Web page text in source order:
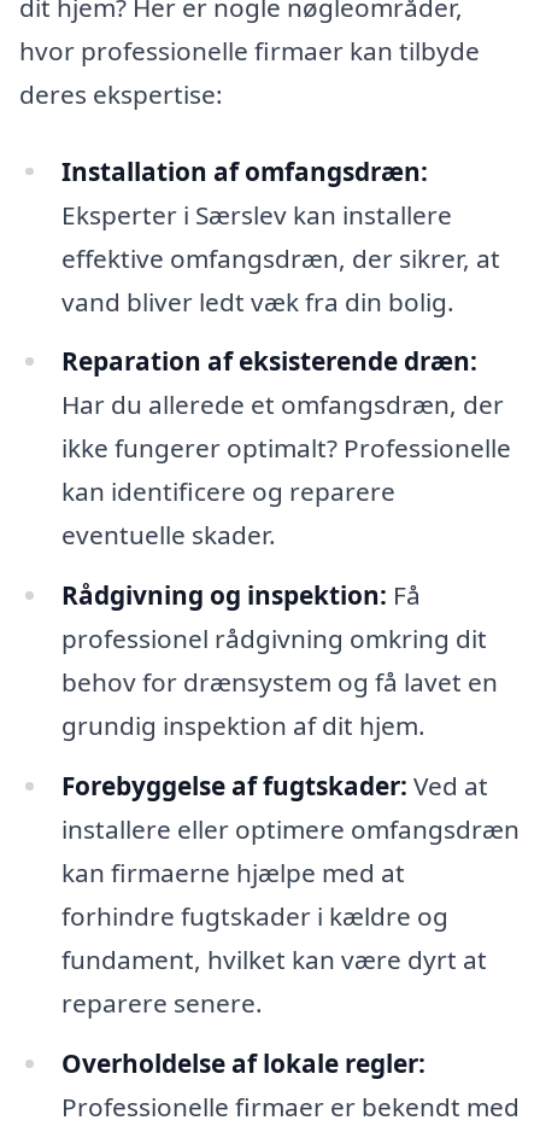
dit hjem? Her er nogle nøgleområder,
hvor professionelle firmaer kan tilbyde
deres ekspertise:
Installation af omfangsdræn:
Eksperter i Særslev kan installere
effektive omfangsdræn, der sikrer, at
vand bliver ledt væk fra din bolig.
Reparation af eksisterende dræn:
Har du allerede et omfangsdræn, der
ikke fungerer optimalt? Professionelle
kan identificere og reparere
eventuelle skader.
Rådgivning og inspektion: Få
professionel rådgivning omkring dit
behov for drænsystem og få lavet en
grundig inspektion af dit hjem.
Forebyggelse af fugtskader: Ved at
installere eller optimere omfangsdræn
kan firmaerne hjælpe med at
forhindre fugtskader i kældre og
fundament, hvilket kan være dyrt at
reparere senere.
Overholdelse af lokale regler:
Professionelle firmaer er bekendt med